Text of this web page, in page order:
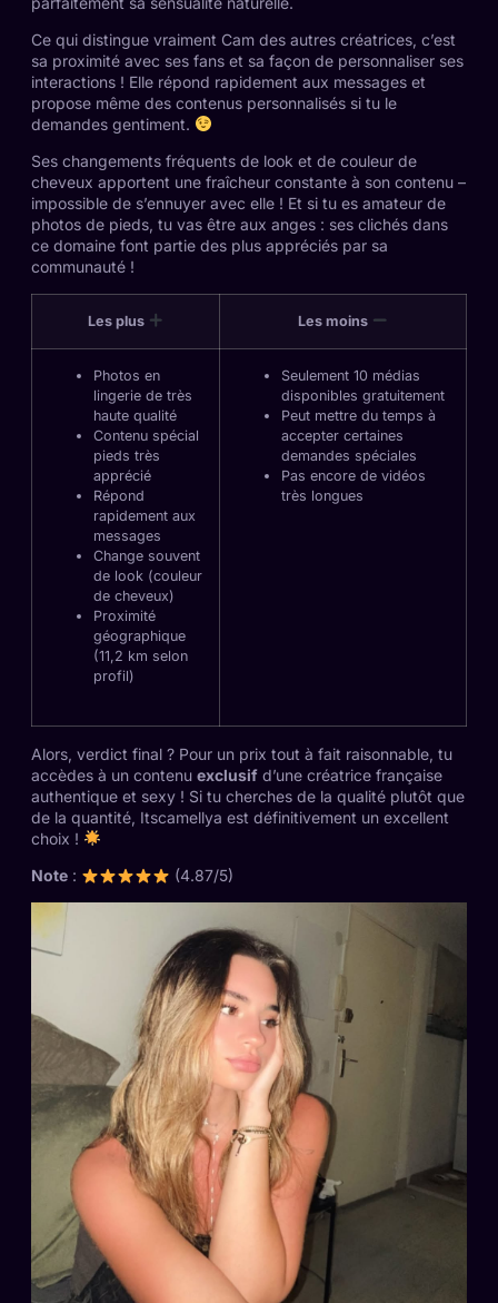
Ce qui distingue vraiment Cam des autres créatrices, c’est
sa proximité avec ses fans et sa façon de personnaliser ses
interactions ! Elle répond rapidement aux messages et
propose même des contenus personnalisés si tu le
demandes gentiment.
Ses changements fréquents de look et de couleur de
cheveux apportent une fraîcheur constante à son contenu –
impossible de s’ennuyer avec elle ! Et si tu es amateur de
photos de pieds, tu vas être aux anges : ses clichés dans
ce domaine font partie des plus appréciés par sa
communauté !
Les plus Les moins
Photos en
lingerie de très
haute qualité
Contenu spécial
pieds très
apprécié
Répond
rapidement aux
messages
Change souvent
de look (couleur
de cheveux)
Proximité
géographique
(11,2 km selon
profil)
Seulement 10 médias
disponibles gratuitement
Peut mettre du temps à
accepter certaines
demandes spéciales
Pas encore de vidéos
très longues
Alors, verdict final ? Pour un prix tout à fait raisonnable, tu
accèdes à un contenu exclusif d’une créatrice française
authentique et sexy ! Si tu cherches de la qualité plutôt que
de la quantité, Itscamellya est définitivement un excellent
choix !
Note : (4.87/5)